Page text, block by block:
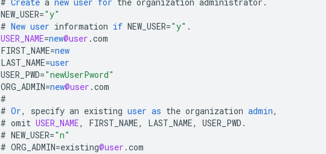
NEW_USER="y"
# New user information if NEW_USER="y" .
USER_NAME=new@user .com
FIRST_NAME=new
LAST_NAME=user
USER_PWD="newUserPword"
ORG_ADMIN=new@user .com
#
# Or, specify an existing user as the organization admin,
# omit USER_NAME, FIRST_NAME, LAST_NAME, USER_PWD .
# NEW_USER="n"
# ORG_ADMIN=existing@user .com